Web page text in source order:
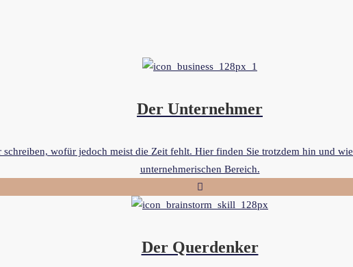
Der Unternehmer
wofür jedoch meist die Zeit fehlt. Hier finden Sie trotzdem hin und
unternehmerischen Bereich.
Der Querdenker